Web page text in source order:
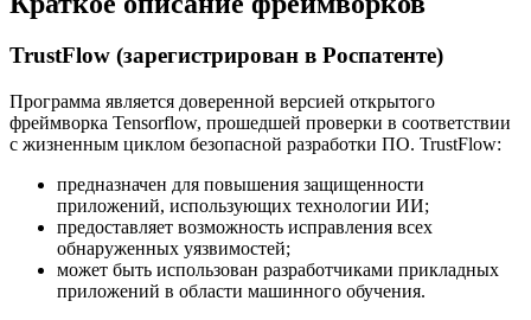
TrustFlow (зарегистрирован в Роспатенте)
Программа является доверенной версией открытого
фреймворка Tensorflow, прошедшей проверки в соответствии
с жизненным циклом безопасной разработки ПО. TrustFlow:
предназначен для повышения защищенности
приложений, использующих технологии ИИ;
предоставляет возможность исправления всех
обнаруженных уязвимостей;
может быть использован разработчиками прикладных
приложений в области машинного обучения.